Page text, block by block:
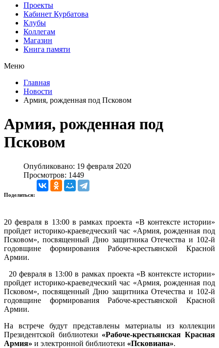
Проекты
Кабинет Курбатова
Клубы
Коллегам
Магазин
Книга памяти
Меню
Главная
Новости
Армия, рожденная под Псковом
Армия, рожденная под
Псковом
Опубликовано: 19 февраля 2020
Просмотров: 1449
Поделиться:
20 февраля в 13:00 в рамках проекта «В контексте истории»
пройдет историко-краеведческий час «Армия, рожденная под
Псковом», посвященный Дню защитника Отечества и 102-й
годовщине формирования Рабоче-крестьянской Красной
Армии.
20 февраля в 13:00 в рамках проекта «В контексте истории»
пройдет историко-краеведческий час «Армия, рожденная под
Псковом», посвященный Дню защитника Отечества и 102-й
годовщине формирования Рабоче-крестьянской Красной
Армии.
На встрече будут представлены материалы из коллекции
Президентской библиотеки «Рабоче-крестьянская Красная
Армия» и электронной библиотеки «Псковиана».